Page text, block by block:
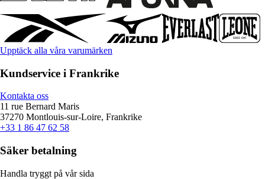
Upptäck alla våra varumärken
Kundservice i Frankrike
Kontakta oss
11 rue Bernard Maris
37270 Montlouis-sur-Loire, Frankrike
+33 1 86 47 62 58
Säker betalning
Handla tryggt på vår sida